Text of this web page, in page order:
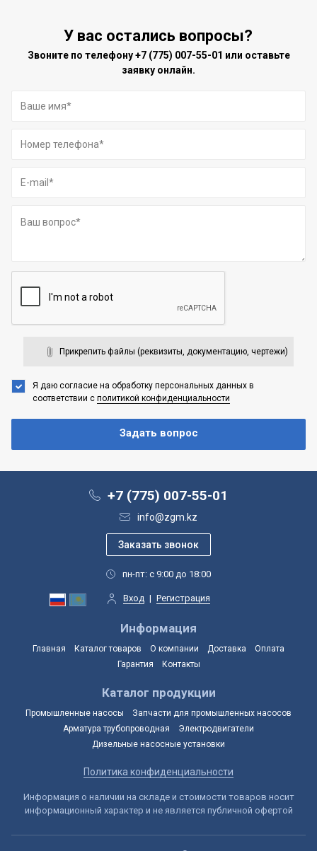
У вас остались вопросы?
Звоните по телефону+7 (775) 007-55-01 или оставьте
заявку онлайн.
Прикрепить файлы (реквизиты, документацию, чертежи)
Я даю согласие на обработку персональных данных в
соответствии с политикой конфиденциальности
+7 (775) 007-55-01
info@zgm.kz
пн-пт: с 9:00 до 18:00
Вход | Регистрация
Информация
Главная Каталог товаров О компании Доставка
Оплата
Гарантия
Контакты
Каталог продукции
Промышленные насосы
Запчасти для промышленных насосов
Арматура трубопроводная
Электродвигатели
Дизельные насосные установки
Политика конфиденциальности
Информация о наличии на складе и стоимости товаров носит
информационный характер и не является публичной офертой